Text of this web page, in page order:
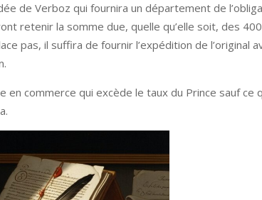
de Verboz qui fournira un département de
retenir la somme due, quelle qu’elle soit, des 400
pas, il suffira de fournir l’expédition de l’original
commerce qui excède le taux du Prince sauf ce